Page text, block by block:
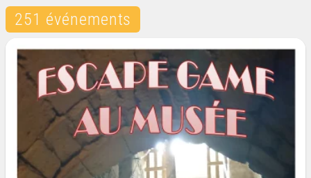
251 événements